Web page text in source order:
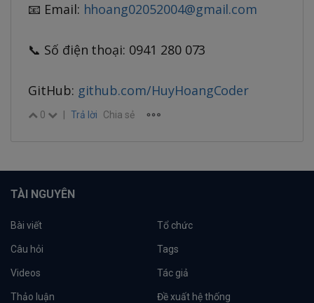
📧 Email: hhoang02052004@gmail.com
📞 Số điện thoại: 0941 280 073
GitHub: github.com/HuyHoangCoder
0 Trả lời Chia sẻ
TÀI NGUYÊN
Bài viết Tổ chức
Câu hỏi Tags
Videos Tác giả
Thảo luận Đề xuất hệ thống